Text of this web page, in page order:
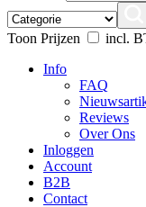
Toon Prijzen
incl.
Info
FAQ
Reviews
Over Ons
Inloggen
Account
B2B
Contact